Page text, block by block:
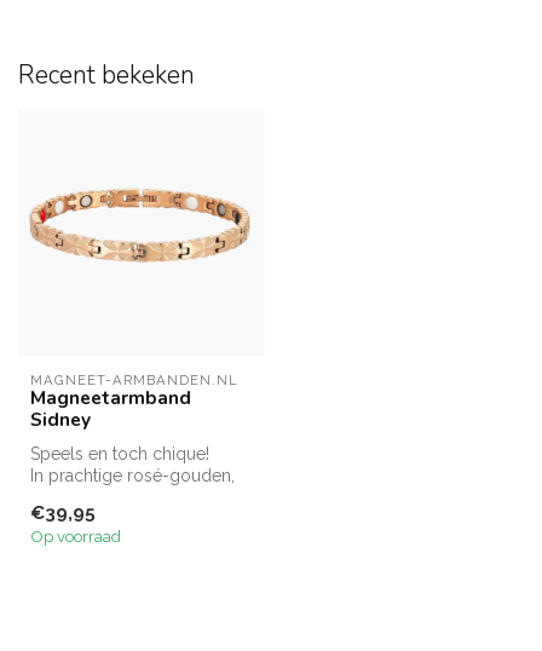
Recent bekeken
MAGNEET-ARMBANDEN.NL
Magneetarmband
Sidney
Speels en toch chique!
In prachtige rosé-gouden,
zilverkleurige...
€39,95
Op voorraad